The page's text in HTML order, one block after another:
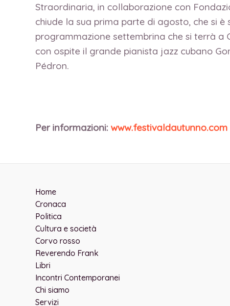
Straordinaria, in collaborazione con
chiude la sua prima parte di agosto, che si
programmazione settembrina che si terrà a
con ospite il grande pianista jazz cubano
Pédron.
Per informazioni: www.festivaldautunno.com
Home
Cronaca
Politica
Cultura e società
Corvo rosso
Reverendo Frank
Libri
Incontri Contemporanei
Chi siamo
Servizi